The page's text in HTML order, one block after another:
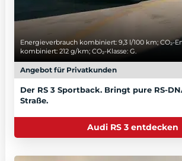
Energieverbrauch kombiniert: 9,3 l/100 km; CO₂-
kombiniert: 212 g/km; CO₂-Klasse: G.
Angebot für Privatkunden
Der RS 3 Sportback. Bringt pure RS-
Straße.
Audi RS 3 entdecken